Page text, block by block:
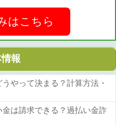
はこちら
報
やって決まる？計算方法・
は請求できる？過払い金詐